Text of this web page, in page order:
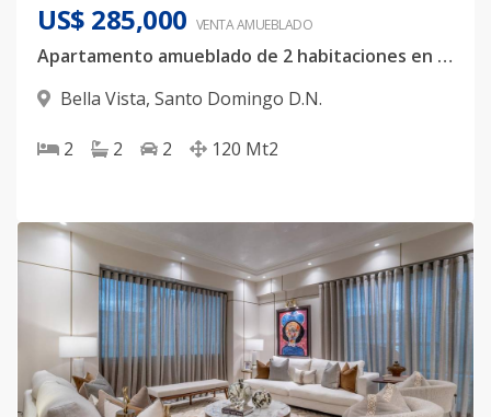
US$ 285,000 VENTA AMUEBLADO
Apartamento amueblado de 2 habitaciones en Bella Vista
Bella Vista, Santo Domingo D.N.
2 2 2 120 Mt2